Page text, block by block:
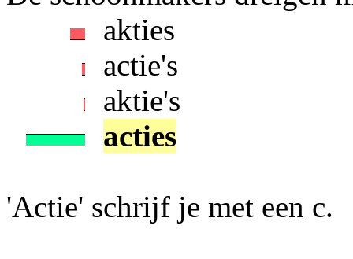
akties
actie's
aktie's
acties
'Actie' schrijf je met een c.